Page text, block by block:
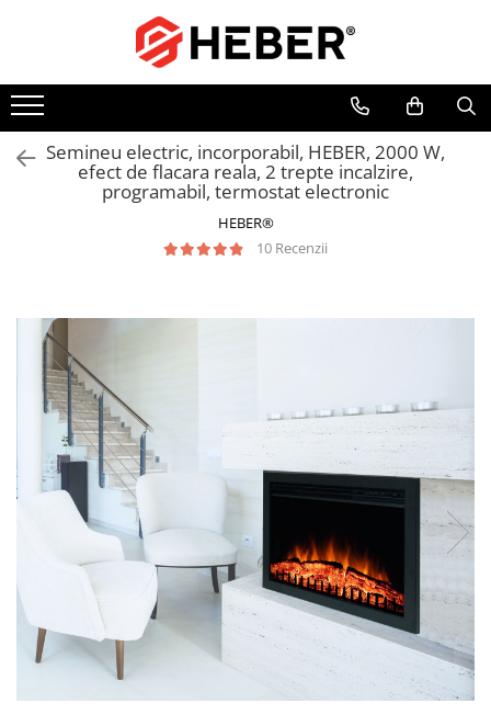
Toate Produsele
Mixere cu bol
Aer conditionat
Friteuze cu aer cald
Pompe de apa
Motopompe
Hidrofoare
Hidrofor cu pompa submersibila
Pompe de stropit
Pompe de stropit electrice
Pompe de stropit manuale
Atomizoare
Mori electrice
Mori electrice cereale
Accesorii mori electrice
Batoze de porumb
Semineu electric, incorporabil, HEBER, 2000 W,
efect de flacara reala, 2 trepte incalzire,
programabil, termostat electronic
HEBER®
10 Recenzii